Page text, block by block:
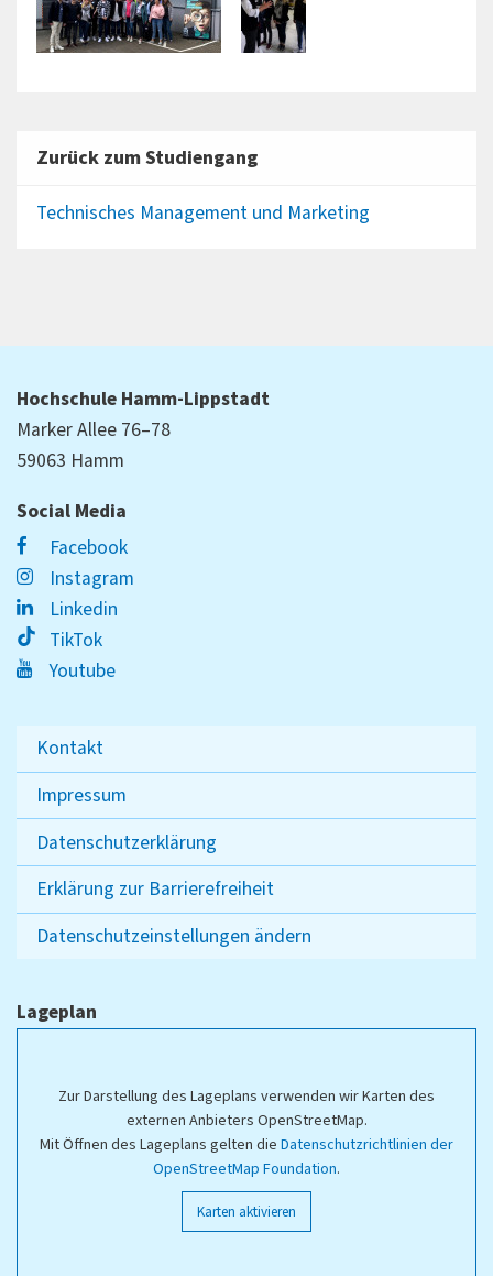
Zurück zum Studiengang
Technisches Management und Marketing
Hochschule Hamm-Lippstadt
Marker Allee 76–78
59063 Hamm
Social Media
Facebook
Instagram
Linkedin
TikTok
Youtube
Kontakt
Impressum
Datenschutzerklärung
Erklärung zur Barrierefreiheit
Datenschutzeinstellungen ändern
Lageplan
Zur Darstellung des Lageplans verwenden wir Karten des
externen Anbieters OpenStreetMap.
Mit Öffnen des Lageplans gelten die Datenschutzrichtlinien der
OpenStreetMap Foundation.
Karten aktivieren